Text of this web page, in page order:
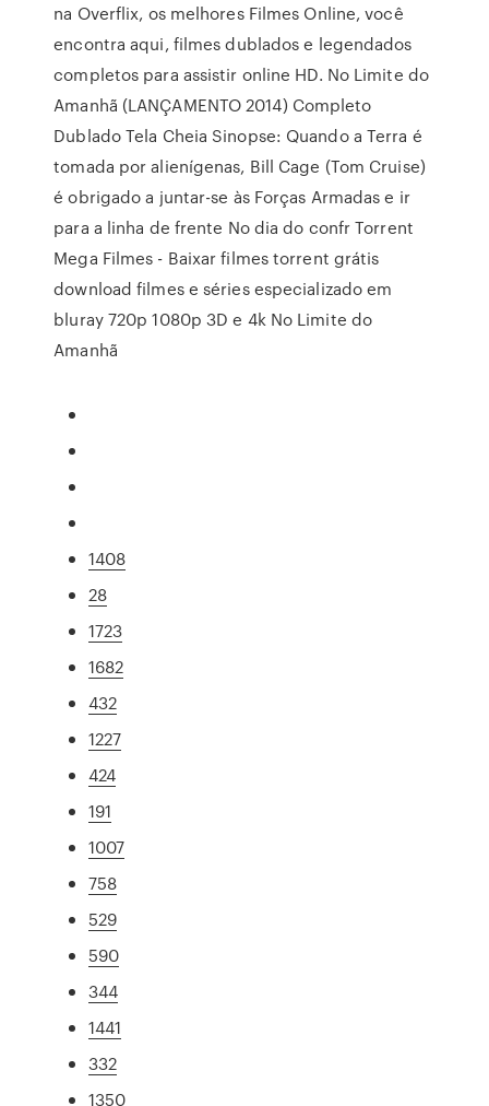
na Overflix, os melhores Filmes Online, você
encontra aqui, filmes dublados e legendados
completos para assistir online HD. No Limite do
Amanhã (LANÇAMENTO 2014) Completo
Dublado Tela Cheia Sinopse: Quando a Terra é
tomada por alienígenas, Bill Cage (Tom Cruise)
é obrigado a juntar-se às Forças Armadas e ir
para a linha de frente No dia do confr Torrent
Mega Filmes - Baixar filmes torrent grátis
download filmes e séries especializado em
bluray 720p 1080p 3D e 4k No Limite do
Amanhã
1408
28
1723
1682
432
1227
424
191
1007
758
529
590
344
1441
332
1350